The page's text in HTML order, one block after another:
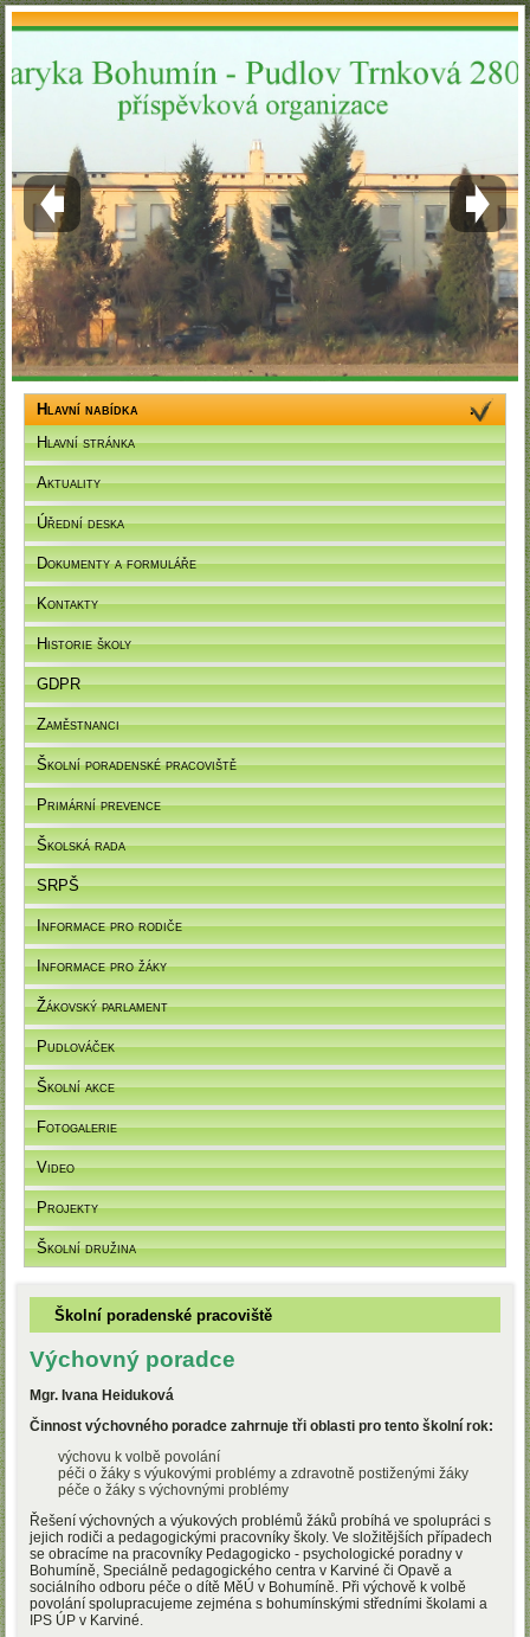
Hlavní nabídka
Hlavní stránka
Aktuality
Úřední deska
Dokumenty a formuláře
Kontakty
Historie školy
GDPR
Zaměstnanci
Školní poradenské pracoviště
Primární prevence
Školská rada
SRPŠ
Informace pro rodiče
Informace pro žáky
Žákovský parlament
Pudlováček
Školní akce
Fotogalerie
Video
Projekty
Školní družina
Školní poradenské pracoviště
Výchovný poradce
Mgr. Ivana Heiduková
Činnost výchovného poradce zahrnuje tři oblasti pro tento školní rok:
výchovu k volbě povolání
péči o žáky s výukovými problémy a zdravotně postiženými žáky
péče o žáky s výchovnými problémy
Řešení výchovných a výukových problémů žáků probíhá ve spolupráci s
jejich rodiči a pedagogickými pracovníky školy. Ve složitějších případech
se obracíme na pracovníky Pedagogicko - psychologické poradny v
Bohumíně, Speciálně pedagogického centra v Karviné či Opavě a
sociálního odboru péče o dítě MěÚ v Bohumíně. Při výchově k volbě
povolání spolupracujeme zejména s bohumínskými středními školami a
IPS ÚP v Karviné.